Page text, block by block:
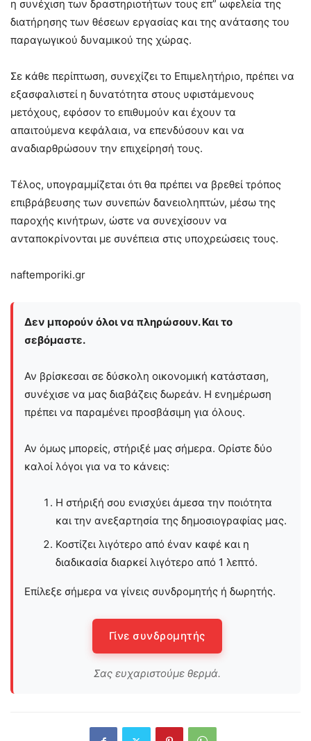
η συνέχιση των δραστηριοτήτων τους επ” ωφελεία της
διατήρησης των θέσεων εργασίας και της ανάτασης του
παραγωγικού δυναμικού της χώρας.
Σε κάθε περίπτωση, συνεχίζει το Επιμελητήριο, πρέπει να
εξασφαλιστεί η δυνατότητα στους υφιστάμενους
μετόχους, εφόσον το επιθυμούν και έχουν τα
απαιτούμενα κεφάλαια, να επενδύσουν και να
αναδιαρθρώσουν την επιχείρησή τους.
Τέλος, υπογραμμίζεται ότι θα πρέπει να βρεθεί τρόπος
επιβράβευσης των συνεπών δανειοληπτών, μέσω της
παροχής κινήτρων, ώστε να συνεχίσουν να
ανταποκρίνονται με συνέπεια στις υποχρεώσεις τους.
naftemporiki.gr
Δεν μπορούν όλοι να πληρώσουν. Και το
σεβόμαστε.
Αν βρίσκεσαι σε δύσκολη οικονομική κατάσταση,
συνέχισε να μας διαβάζεις δωρεάν. Η ενημέρωση
πρέπει να παραμένει προσβάσιμη για όλους.
Αν όμως μπορείς, στήριξέ μας σήμερα. Ορίστε δύο
καλοί λόγοι για να το κάνεις:
Η στήριξή σου ενισχύει άμεσα την ποιότητα
και την ανεξαρτησία της δημοσιογραφίας μας.
Κοστίζει λιγότερο από έναν καφέ και η
διαδικασία διαρκεί λιγότερο από 1 λεπτό.
Επίλεξε σήμερα να γίνεις συνδρομητής ή δωρητής.
Γίνε συνδρομητής
Σας ευχαριστούμε θερμά.